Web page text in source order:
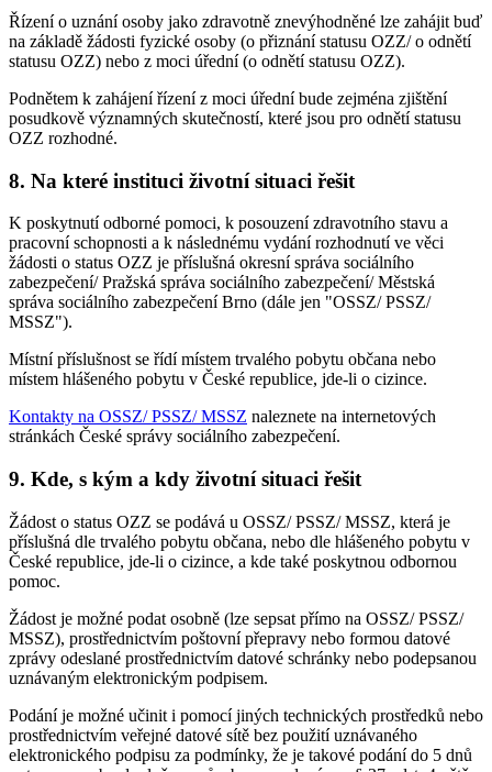
Řízení o uznání osoby jako zdravotně znevýhodněné lze zahájit buď
na základě žádosti fyzické osoby (o přiznání statusu OZZ/ o odnětí
statusu OZZ) nebo z moci úřední (o odnětí statusu OZZ).
Podnětem k zahájení řízení z moci úřední bude zejména zjištění
posudkově významných skutečností, které jsou pro odnětí statusu
OZZ rozhodné.
8. Na které instituci životní situaci řešit
K poskytnutí odborné pomoci, k posouzení zdravotního stavu a
pracovní schopnosti a k následnému vydání rozhodnutí ve věci
žádosti o status OZZ je příslušná okresní správa sociálního
zabezpečení/ Pražská správa sociálního zabezpečení/ Městská
správa sociálního zabezpečení Brno (dále jen "OSSZ/ PSSZ/
MSSZ").
Místní příslušnost se řídí místem trvalého pobytu občana nebo
místem hlášeného pobytu v České republice, jde-li o cizince.
Kontakty na OSSZ/ PSSZ/ MSSZ naleznete na internetových
stránkách České správy sociálního zabezpečení.
9. Kde, s kým a kdy životní situaci řešit
Žádost o status OZZ se podává u OSSZ/ PSSZ/ MSSZ, která je
příslušná dle trvalého pobytu občana, nebo dle hlášeného pobytu v
České republice, jde-li o cizince, a kde také poskytnou odbornou
pomoc.
Žádost je možné podat osobně (lze sepsat přímo na OSSZ/ PSSZ/
MSSZ), prostřednictvím poštovní přepravy nebo formou datové
zprávy odeslané prostřednictvím datové schránky nebo podepsanou
uznávaným elektronickým podpisem.
Podání je možné učinit i pomocí jiných technických prostředků nebo
prostřednictvím veřejné datové sítě bez použití uznávaného
elektronického podpisu za podmínky, že je takové podání do 5 dnů